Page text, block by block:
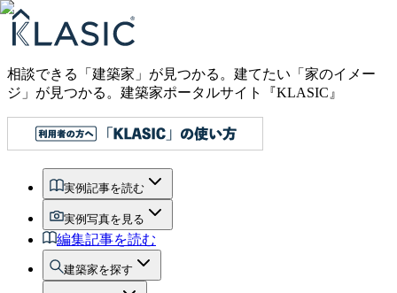
相談できる「建築家」が見つかる。建てたい「家のイメー
ジ」が見つかる。 建築家ポータルサイト『KLASIC』
実例記事を読む
実例写真を見る
編集記事を読む
建築家を探す